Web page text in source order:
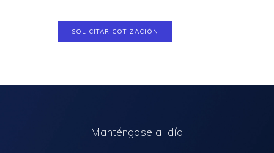
Manténgase al día